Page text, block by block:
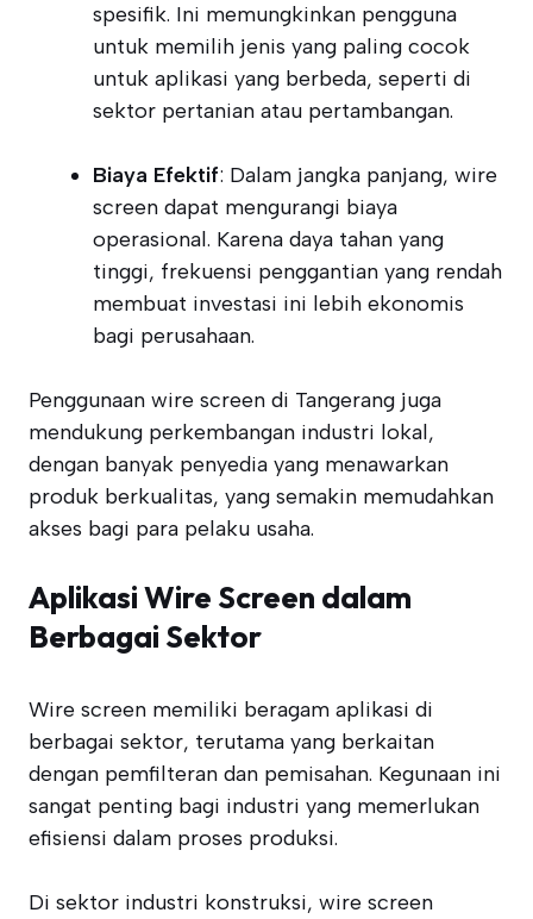
spesifik. Ini memungkinkan pengguna
untuk memilih jenis yang paling cocok
untuk aplikasi yang berbeda, seperti di
sektor pertanian atau pertambangan.
Biaya Efektif: Dalam jangka panjang, wire
screen dapat mengurangi biaya
operasional. Karena daya tahan yang
tinggi, frekuensi penggantian yang rendah
membuat investasi ini lebih ekonomis
bagi perusahaan.
Penggunaan wire screen di Tangerang juga
mendukung perkembangan industri lokal,
dengan banyak penyedia yang menawarkan
produk berkualitas, yang semakin memudahkan
akses bagi para pelaku usaha.
Aplikasi Wire Screen dalam
Berbagai Sektor
Wire screen memiliki beragam aplikasi di
berbagai sektor, terutama yang berkaitan
dengan pemfilteran dan pemisahan. Kegunaan ini
sangat penting bagi industri yang memerlukan
efisiensi dalam proses produksi.
Di sektor industri konstruksi, wire screen